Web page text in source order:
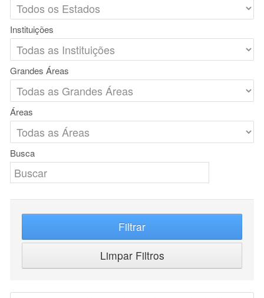
Instituições
Grandes Áreas
Áreas
Busca
Filtrar
Limpar Filtros